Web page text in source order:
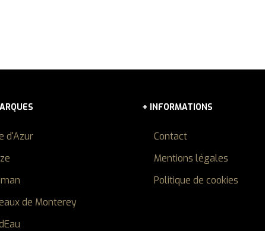
d'Azur
de Monterey
+ INFORMATIONS
Contact
Mentions légales
Politique de cookies